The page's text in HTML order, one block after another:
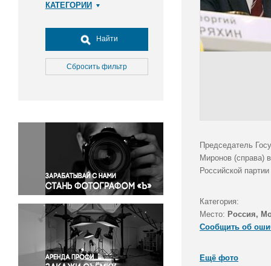
КАТЕГОРИИ
Досуг, туризм и отдых
Культура
Медицина
Окружающая среда
Политика
Правосудие
Происшествия и конфликты
Религия
Светская жизнь
Спорт
Экология
Экономика и бизнес
Найти
Сбросить фильтр
Председатель
Миронов (справа)
Российской
Категория:
Место: Россия,
Сообщить об
Ещё фото